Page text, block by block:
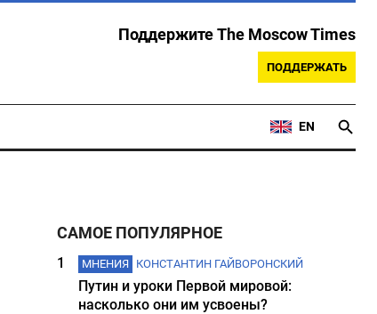
Поддержите The Moscow Times
ПОДДЕРЖАТЬ
EN
САМОЕ ПОПУЛЯРНОЕ
1 МНЕНИЯ КОНСТАНТИН ГАЙВОРОНСКИЙ
Путин и уроки Первой мировой:
насколько они им усвоены?